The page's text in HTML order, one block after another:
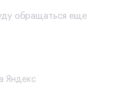
обращаться еще
Яндекс